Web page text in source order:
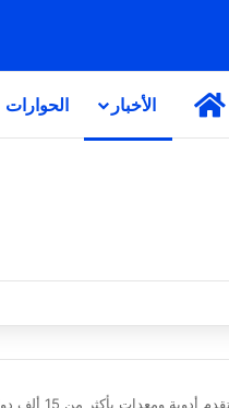
الرئيسيةالأخبار الحوارات
ومعدات بأكثر من 15 ألف دولار لولاية القضارف